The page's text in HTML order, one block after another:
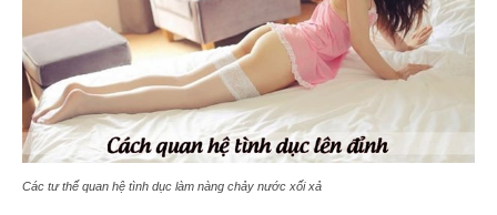
Các tư thế quan hệ tình dục làm nàng chảy nước xối xả